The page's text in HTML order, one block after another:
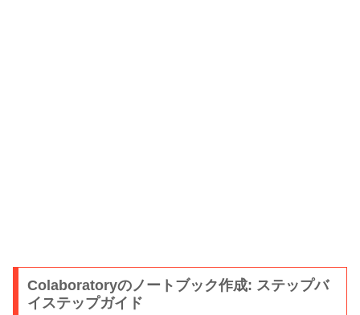
Colaboratoryのノートブック作成: ステップバ
イステップガイド